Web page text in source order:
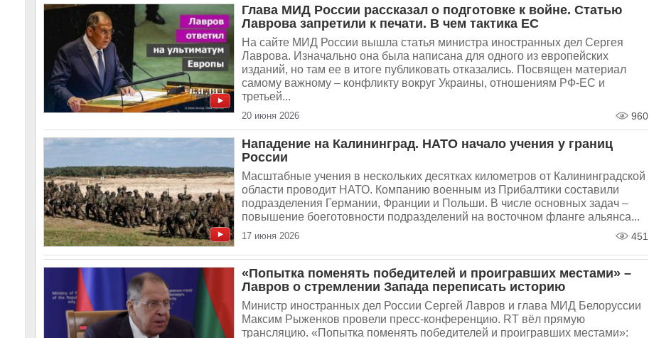
Глава МИД России рассказал о подготовке к войне. Статью
Лаврова запретили к печати. В чем тактика ЕС
На сайте МИД России вышла статья министра иностранных дел Сергея
Лаврова. Изначально она была написана для одного из европейских
изданий, но там ее в итоге публиковать отказались. Посвящен материал
самому важному – конфликту вокруг Украины, отношениям РФ-ЕС и
третьей...
20 июня 2026 960
Нападение на Калининград. НАТО начало учения у границ
России
Масштабные учения в нескольких десятках километров от Калининградской
области проводит НАТО. Компанию военным из Прибалтики составили
подразделения Германии, Франции и Польши. В числе основных задач –
повышение боеготовности подразделений на восточном фланге альянса...
17 июня 2026 451
«Попытка поменять победителей и проигравших местами» –
Лавров о стремлении Запада переписать историю
Министр иностранных дел России Сергей Лавров и глава МИД Белоруссии
Максим Рыженков провели пресс-конференцию. RT вёл прямую
трансляцию. «Попытка поменять победителей и проигравших местами»: